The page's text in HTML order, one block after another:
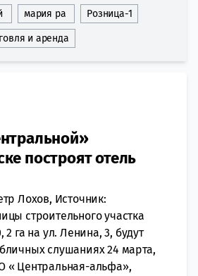
мария ра Розница-1
и аренда
построят отель
Лохов, Источник:
строительного участка
га на ул. Ленина, 3, будут
слушаниях 24 марта,
« Центральная-альфа»,